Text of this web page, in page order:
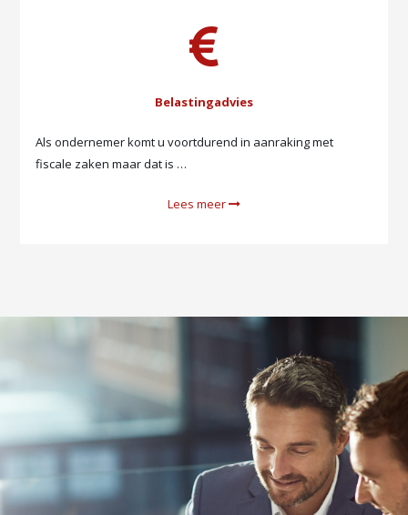
Belastingadvies
Als ondernemer komt u voortdurend in aanraking met
fiscale zaken maar dat is …
Lees meer